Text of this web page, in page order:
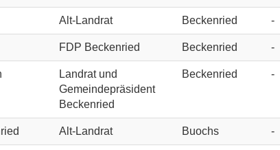
Alt-Landrat Beckenried -
FDP Beckenried Beckenried -
Landrat und
Gemeindepräsident
Beckenried
Beckenried -
Alt-Landrat Buochs -